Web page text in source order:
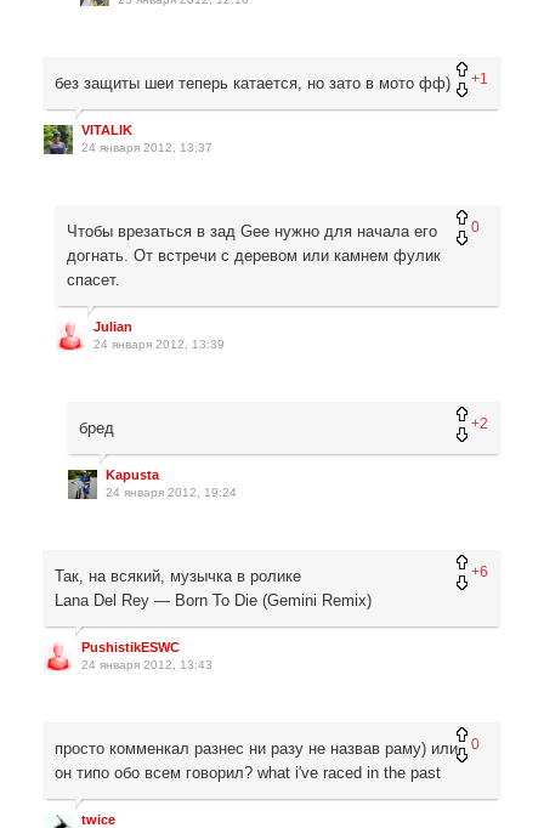
+1
без защиты шеи теперь катается, но зато в мото фф)
VITALIK
24 января 2012, 13:37
0
Чтобы врезаться в зад Gee нужно для начала его
догнать. От встречи с деревом или камнем фулик
спасет.
Julian
24 января 2012, 13:39
+2
бред
Kapusta
24 января 2012, 19:24
+6
Так, на всякий, музычка в ролике
Lana Del Rey — Born To Die (Gemini Remix)
PushistikESWC
24 января 2012, 13:43
0
просто комменкал разнес ни разу не назвав раму) или
он типо обо всем говорил? what i've raced in the past
twice